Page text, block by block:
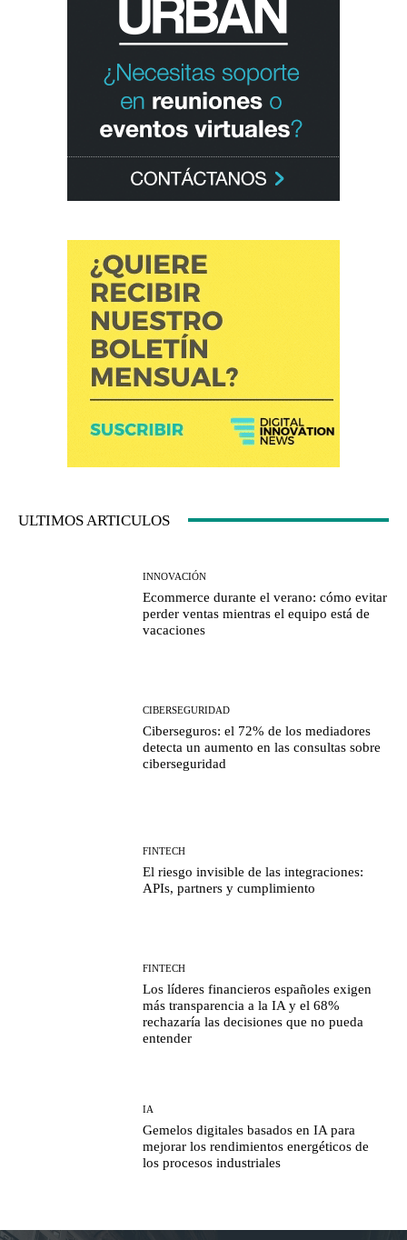
ULTIMOS ARTICULOS
INNOVACIÓN
Ecommerce durante el verano: cómo evitar
perder ventas mientras el equipo está de
vacaciones
CIBERSEGURIDAD
Ciberseguros: el 72% de los mediadores
detecta un aumento en las consultas sobre
ciberseguridad
FINTECH
El riesgo invisible de las integraciones:
APIs, partners y cumplimiento
FINTECH
Los líderes financieros españoles exigen
más transparencia a la IA y el 68%
rechazaría las decisiones que no pueda
entender
IA
Gemelos digitales basados en IA para
mejorar los rendimientos energéticos de
los procesos industriales